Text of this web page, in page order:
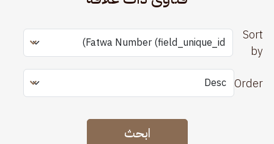
Sort
by
Order
ابحث